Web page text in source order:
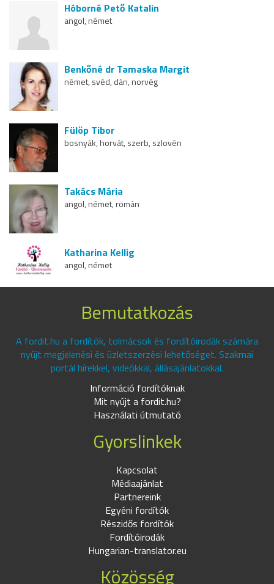
Hóborné Pető Katalin
angol, német
Benkőné dr Tamaska Margit
német, svéd, dán, norvég
Fülöp Tibor
bosnyák, horvát, szerb, szlovén
Takács Mária
angol, német, román
Katharina Kellig
angol, német
Bemutatkozás
A fordit.hu a fordítók, tolmácsok és fordítóirodák számára
nyújt megjelenési és üzletszerzési lehetőséget. Szakmai
portál hírekkel, videókkal, állásajánlatokkal.
Információ fordítóknak
Mit nyújt a fordit.hu?
Használati útmutató
Gyorslinkek
Kapcsolat
Médiaajánlat
Partnereink
Egyéni fordítók
Részidős fordítók
Fordítóirodák
Hungarian-translator.eu
Közösség